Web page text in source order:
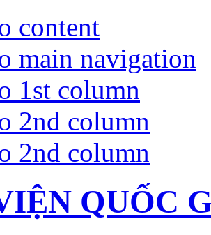
content
main navigation
1st column
2nd column
2nd column
QUỐC